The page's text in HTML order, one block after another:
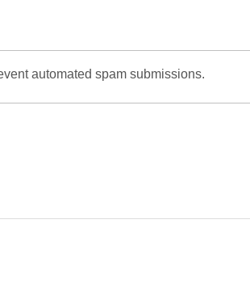
automated spam submissions.